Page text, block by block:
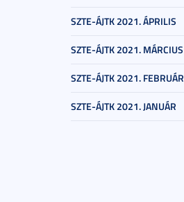
SZTE-ÁJTK 2021. ÁPRILIS
SZTE-ÁJTK 2021. MÁRCIUS
SZTE-ÁJTK 2021. FEBRUÁR
SZTE-ÁJTK 2021. JANUÁR